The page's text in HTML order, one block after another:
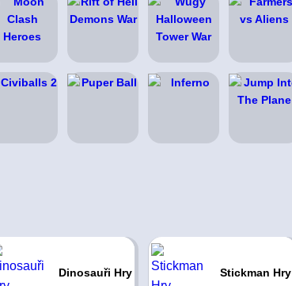
Dinosauři Hry Stickman Hry